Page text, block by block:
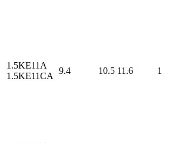
1.5KE11A
1.5KE11CA
9.4 10.5 11.6 1